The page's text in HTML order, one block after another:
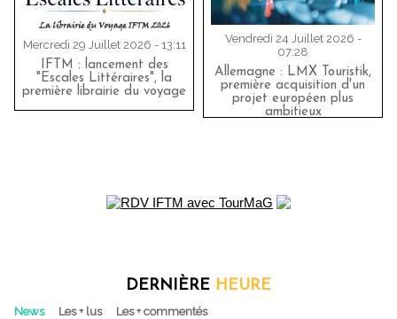
Mercredi 29 Juillet 2026 - 13:11
IFTM : lancement des
"Escales Littéraires", la
première librairie du voyage
Vendredi 24 Juillet 2026 -
07:28
Allemagne : LMX Touristik,
première acquisition d'un
projet européen plus
ambitieux
DERNIÈRE HEURE
News Les + lus Les + commentés